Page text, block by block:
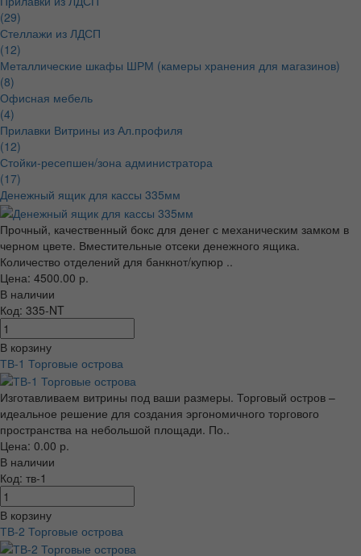
(29)
Стеллажи из ЛДСП
(12)
Металлические шкафы ШРМ (камеры хранения для магазинов)
(8)
Офисная мебель
(4)
Прилавки Витрины из Ал.профиля
(12)
Стойки-ресепшен/зона администратора
(17)
Денежный ящик для кассы 335мм
Прочный, качественный бокс для денег с механическим замком в
черном цвете. Вместительные отсеки денежного ящика.
Количество отделений для банкнот/купюр ..
Цена: 4500.00 р.
В наличии
Код: 335-NT
В корзину
ТВ-1 Торговые острова
Изготавливаем витрины под ваши размеры. Торговый остров –
идеальное решение для создания эргономичного торгового
пространства на небольшой площади. По..
Цена: 0.00 р.
В наличии
Код: тв-1
В корзину
ТВ-2 Торговые острова